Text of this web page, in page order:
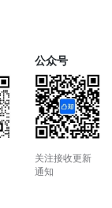
公众号
关注接收更新
通知